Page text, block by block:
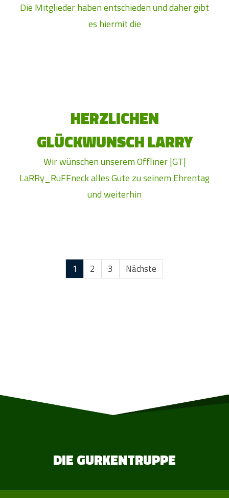
Die Mitglieder haben entschieden und daher gibt
es hiermit die
HERZLICHEN
GLÜCKWUNSCH LARRY
Wir wünschen unserem Offliner |GT|
LaRRy_RuFFneck alles Gute zu seinem Ehrentag
und weiterhin
1 2 3 Nächste
DIE GURKENTRUPPE